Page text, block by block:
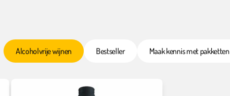
Alcoholvrije wijnen Bestseller Maak kennis met pakketten